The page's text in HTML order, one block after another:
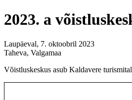
2023. a
Laupäeval, 7. oktoobril 2023
Taheva, Valgamaa
Võistluskeskus asub Kaldavere